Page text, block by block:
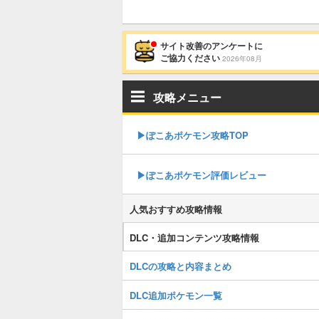
サイト改善のアンケートに
ご協力ください 2026年08月
攻略メニュー
▶︎ぽこあポケモン攻略TOP
▶︎ぽこあポケモン評価レビュー
人気おすすめ攻略情報
DLC・追加コンテンツ攻略情報
DLCの攻略と内容まとめ
DLC追加ポケモン一覧